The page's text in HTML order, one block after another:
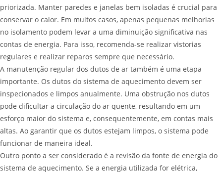
priorizada. Manter paredes e janelas bem isoladas é crucial para
conservar o calor. Em muitos casos, apenas pequenas melhorias
no isolamento podem levar a uma diminuição significativa nas
contas de energia. Para isso, recomenda-se realizar vistorias
regulares e realizar reparos sempre que necessário.
A manutenção regular dos dutos de ar também é uma etapa
importante. Os dutos do sistema de aquecimento devem ser
inspecionados e limpos anualmente. Uma obstrução nos dutos
pode dificultar a circulação do ar quente, resultando em um
esforço maior do sistema e, consequentemente, em contas mais
altas. Ao garantir que os dutos estejam limpos, o sistema pode
funcionar de maneira ideal.
Outro ponto a ser considerado é a revisão da fonte de energia do
sistema de aquecimento. Se a energia utilizada for elétrica,